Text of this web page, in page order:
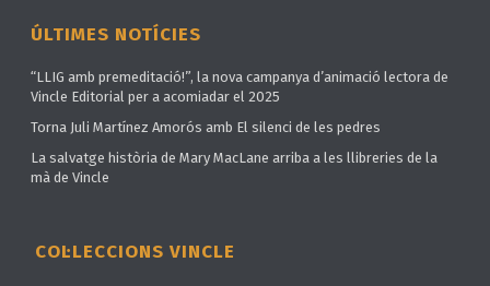
ÚLTIMES NOTÍCIES
“LLIG amb premeditació!”, la nova campanya d’animació lectora de
Vincle Editorial per a acomiadar el 2025
Torna Juli Martínez Amorós amb El silenci de les pedres
La salvatge història de Mary MacLane arriba a les llibreries de la
mà de Vincle
COL·LECCIONS VINCLE